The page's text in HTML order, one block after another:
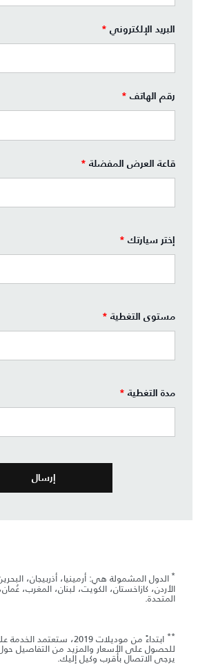
البريد الإلكتروني *
رقم الهاتف *
قاعة العرض المفضلة *
إختر سيارتك *
مستوى التغطية *
مدة التغطية *
* الدول المشمولة هي: أرمينيا، أذربيجان،
الأردن، كازاخستان، الكويت، لبنان، المغرب،
المتحدة.
** ابتداءً من موديلات 2019،
للحصول على الأسعار والمزيد من التفاصيل
يرجى الاتصال بأقرب وكيل إليك.